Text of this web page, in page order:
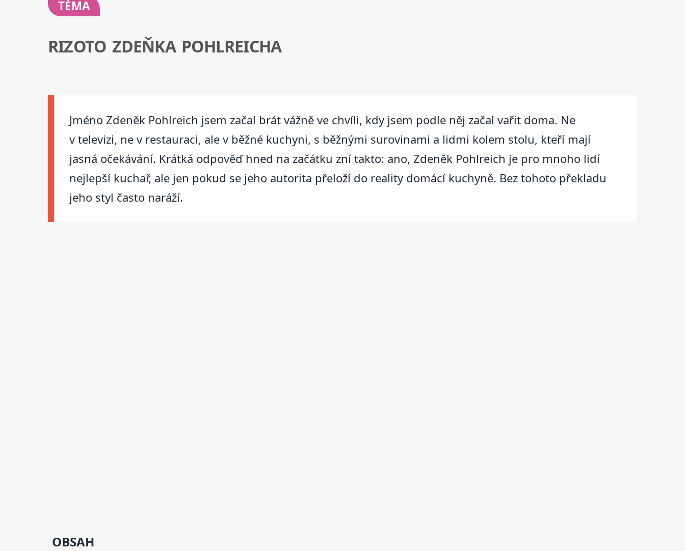
TÉMA
RIZOTO ZDEŇKA POHLREICHA
Jméno Zdeněk Pohlreich jsem začal brát vážně ve chvíli, kdy jsem podle něj začal vařit doma. Ne
v televizi, ne v restauraci, ale v běžné kuchyni, s běžnými surovinami a lidmi kolem stolu, kteří mají
jasná očekávání. Krátká odpověď hned na začátku zní takto: ano, Zdeněk Pohlreich je pro mnoho lidí
nejlepší kuchař, ale jen pokud se jeho autorita přeloží do reality domácí kuchyně. Bez tohoto překladu
jeho styl často naráží.
OBSAH